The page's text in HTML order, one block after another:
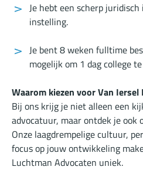
Je hebt een scherp
instelling.
Je bent 8 weken fulltime
mogelijk om 1 dag college
Waarom kiezen voor Van
Bij ons krijg je niet alleen een
advocatuur, maar ontdek je ook
Onze laagdrempelige cultuur,
focus op jouw ontwikkeling
Luchtman Advocaten uniek.